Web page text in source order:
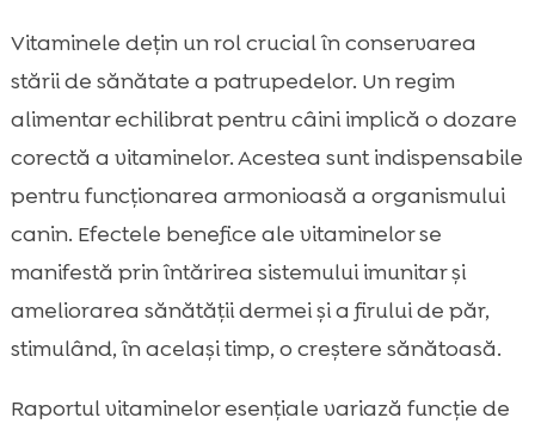
Vitaminele dețin un rol crucial în conservarea
stării de sănătate a patrupedelor. Un regim
alimentar echilibrat pentru câini implică o dozare
corectă a vitaminelor. Acestea sunt indispensabile
pentru funcționarea armonioasă a organismului
canin. Efectele benefice ale vitaminelor se
manifestă prin întărirea sistemului imunitar și
ameliorarea sănătății dermei și a firului de păr,
stimulând, în același timp, o creștere sănătoasă.
Raportul vitaminelor esențiale variază funcție de